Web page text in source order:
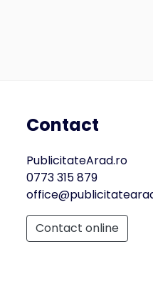
Contact
PublicitateArad.ro
0773 315 879
Contact online